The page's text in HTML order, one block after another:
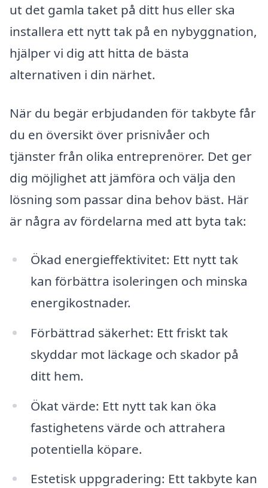
ut det gamla taket på ditt hus eller ska
installera ett nytt tak på en nybyggnation,
hjälper vi dig att hitta de bästa
alternativen i din närhet.
När du begär erbjudanden för takbyte får
du en översikt över prisnivåer och
tjänster från olika entreprenörer. Det ger
dig möjlighet att jämföra och välja den
lösning som passar dina behov bäst. Här
är några av fördelarna med att byta tak:
Ökad energieffektivitet: Ett nytt tak
kan förbättra isoleringen och minska
energikostnader.
Förbättrad säkerhet: Ett friskt tak
skyddar mot läckage och skador på
ditt hem.
Ökat värde: Ett nytt tak kan öka
fastighetens värde och attrahera
potentiella köpare.
Estetisk uppgradering: Ett takbyte kan